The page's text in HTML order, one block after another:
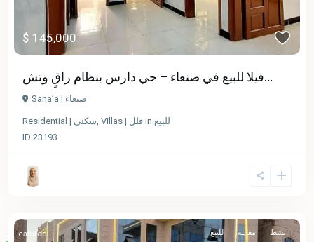
$ 145,000
فيلا للبيع في صنعاء – حي دارس بنظام راقٍ وتش...
Sana’a | صنعاء
Residential | سكني Villas | فلل in للبيع
ID 23193
للبيع معاينة نشط Featured